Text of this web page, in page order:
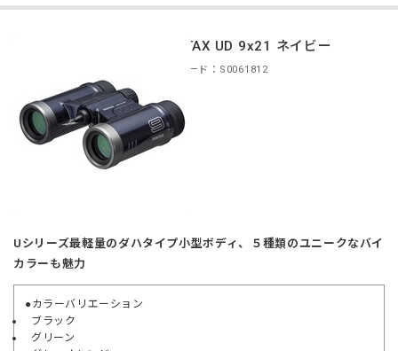
PENTAX UD 9x21 ネイビー
商品コード：S0061812
Uシリーズ最軽量のダハタイプ小型ボディ、５種類のユニークなバイ
カラーも魅力
●カラーバリエーション
ブラック
グリーン